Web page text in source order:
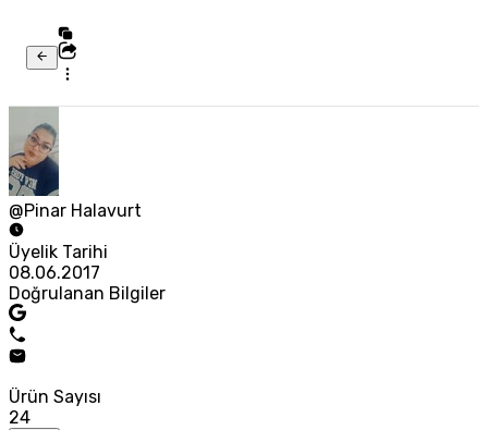
@Pinar Halavurt
Üyelik Tarihi
08.06.2017
Doğrulanan Bilgiler
Ürün Sayısı
24